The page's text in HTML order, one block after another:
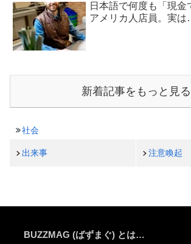
日本語で何度も「現金
アメリカ人店員。実
新着記事をもっと見る
社会
出来事 注意喚起
BUZZMAG (ばずまぐ) とは…